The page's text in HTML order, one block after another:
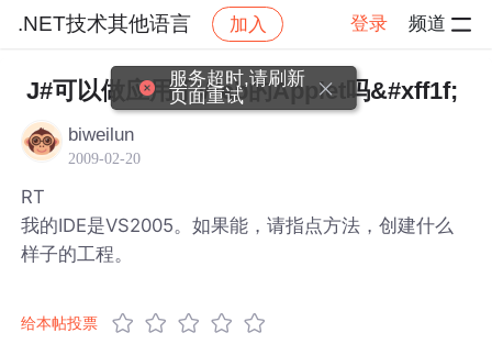
.NET技术其他语言 加入 登录 频道
社区 .NET技术其他语言 帖子详情
J#可以做应用于Web的Applet吗&#xff1f;
biweilun
2009-02-20
RT
我的IDE是VS2005。如果能，请指点方法，创建什么
样子的工程。
给本帖投票
服务超时,请刷新
页面重试